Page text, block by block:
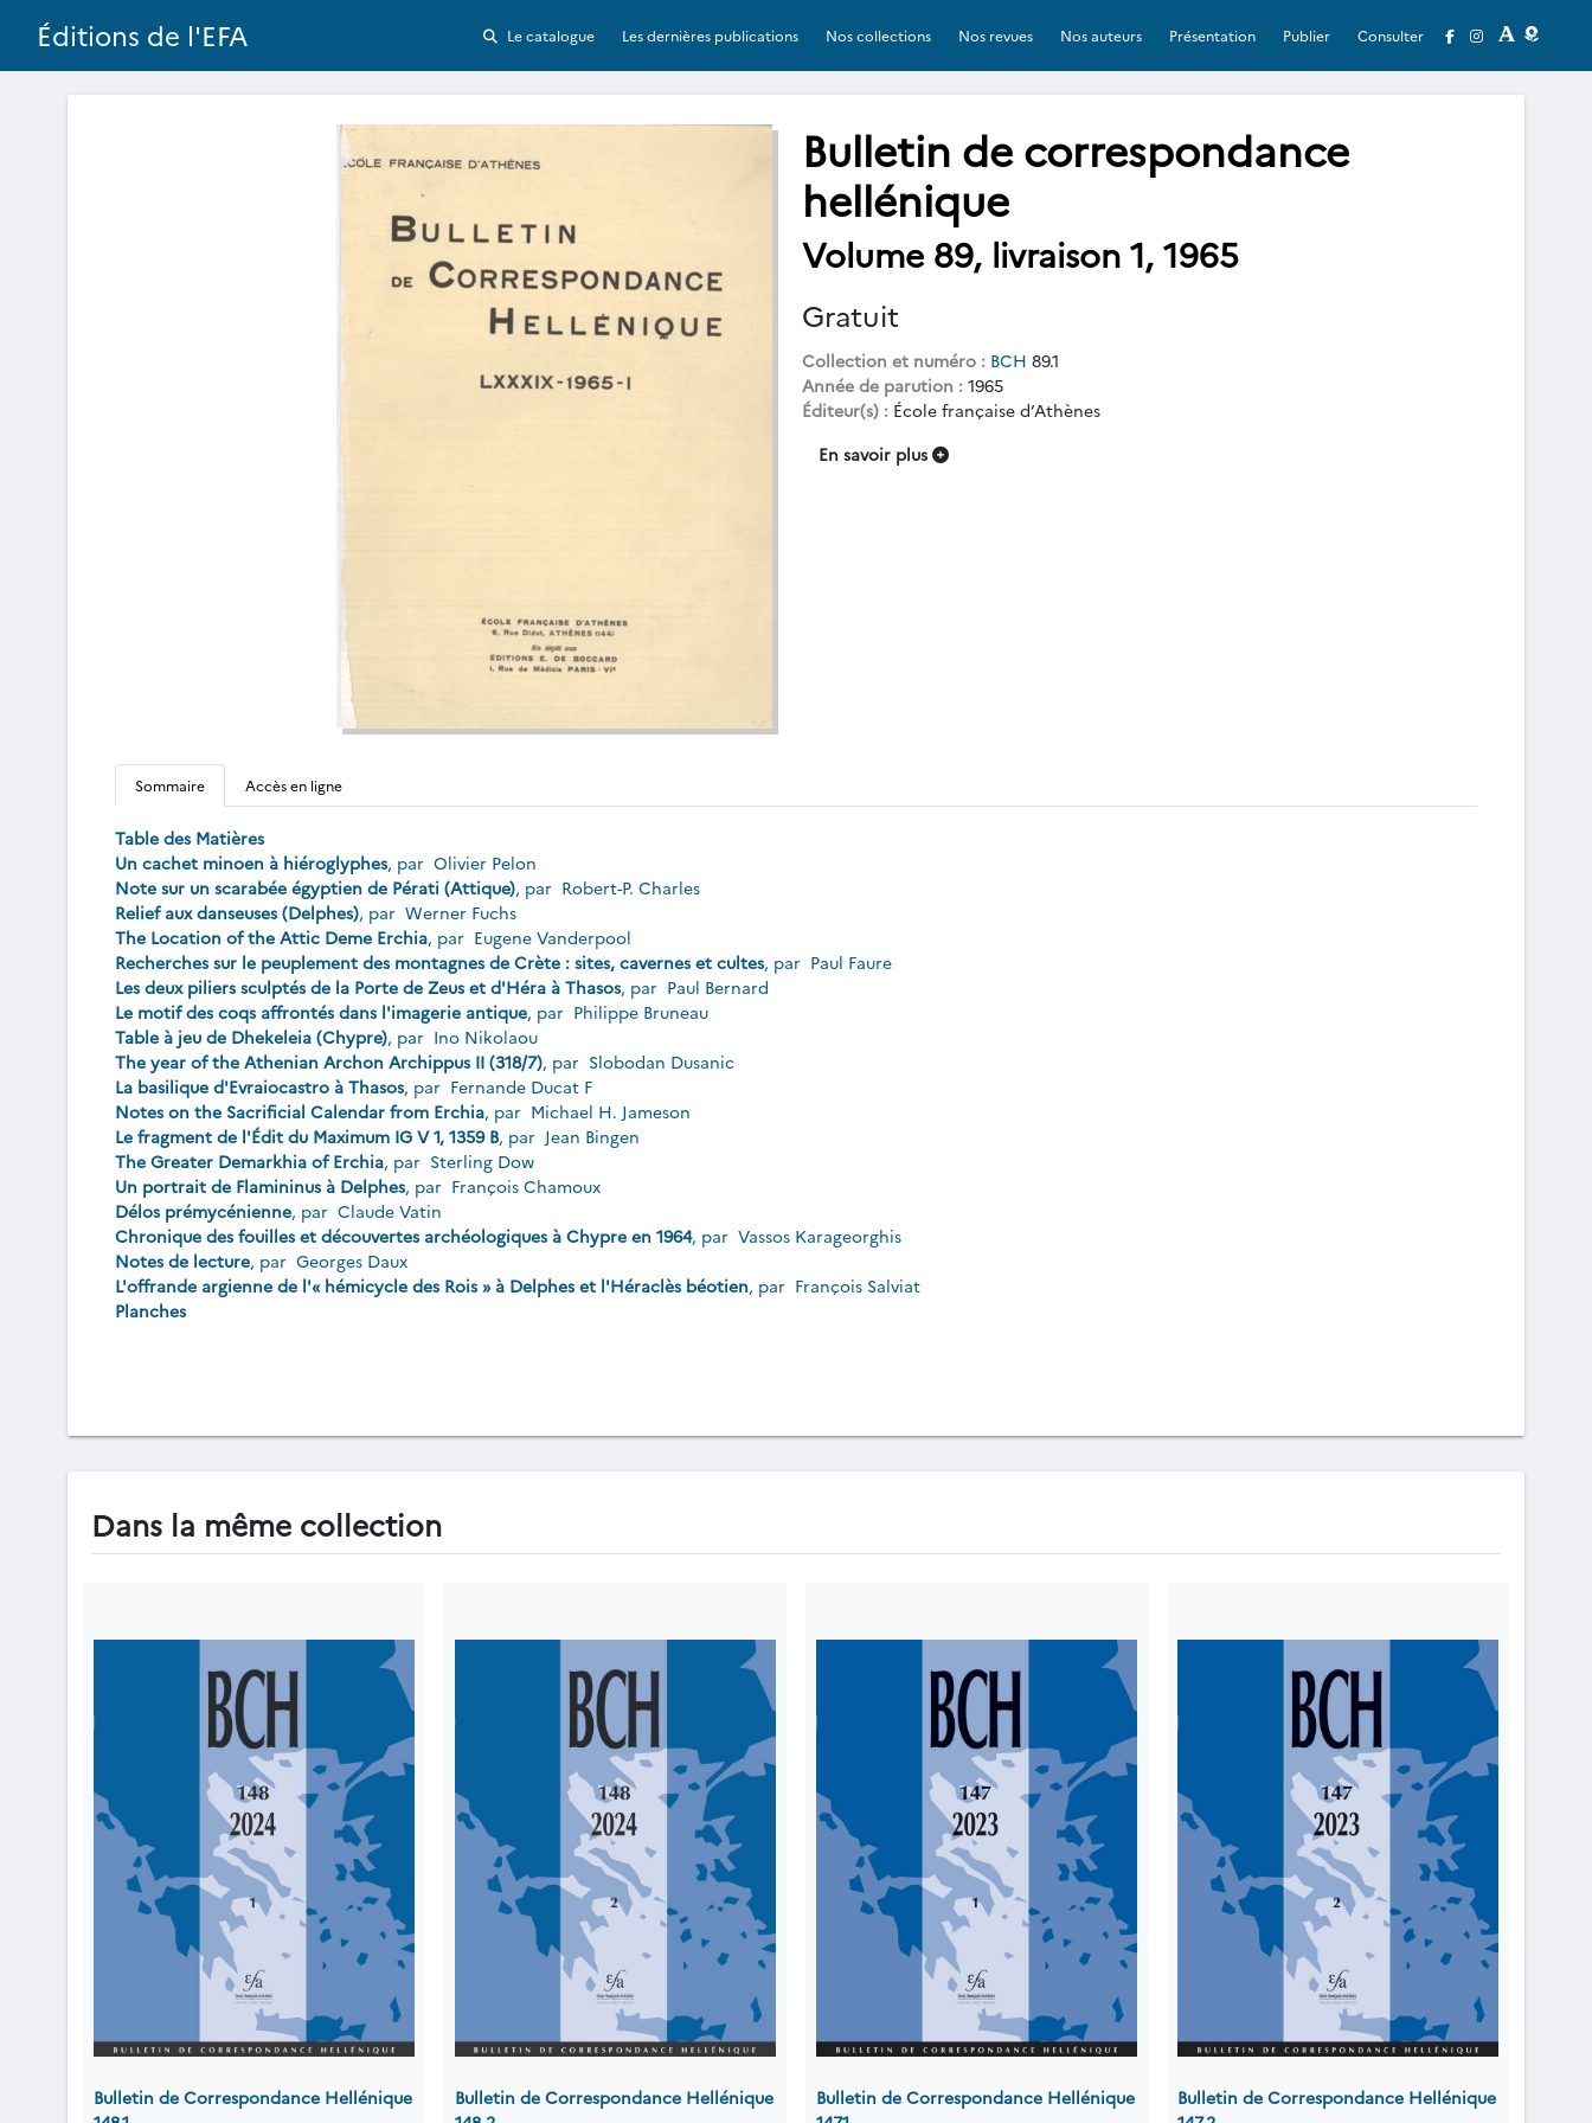
Éditions de l'EFA Le catalogue Les dernières publications Nos collections Nos revues Nos auteurs Présentation Publier Consulter
Bulletin de correspondance
hellénique
Volume 89, livraison 1, 1965
Gratuit
Collection et numéro : BCH 89.1
Année de parution : 1965
Éditeur(s) : École française d’Athènes
En savoir plus
Sommaire Accès en ligne
Table des Matières
Un cachet minoen à hiéroglyphes, par Olivier Pelon
Note sur un scarabée égyptien de Pérati (Attique), par Robert-P. Charles
Relief aux danseuses (Delphes), par Werner Fuchs
The Location of the Attic Deme Erchia, par Eugene Vanderpool
Recherches sur le peuplement des montagnes de Crète : sites, cavernes et cultes, par Paul Faure
Les deux piliers sculptés de la Porte de Zeus et d'Héra à Thasos, par Paul Bernard
Le motif des coqs affrontés dans l'imagerie antique, par Philippe Bruneau
Table à jeu de Dhekeleia (Chypre), par Ino Nikolaou
The year of the Athenian Archon Archippus II (318/7), par Slobodan Dusanic
La basilique d'Evraiocastro à Thasos, par Fernande Ducat F
Notes on the Sacrificial Calendar from Erchia, par Michael H. Jameson
Le fragment de l'Édit du Maximum IG V 1, 1359 B, par Jean Bingen
The Greater Demarkhia of Erchia, par Sterling Dow
Un portrait de Flamininus à Delphes, par François Chamoux
Délos prémycénienne, par Claude Vatin
Chronique des fouilles et découvertes archéologiques à Chypre en 1964, par Vassos Karageorghis
Notes de lecture, par Georges Daux
L'offrande argienne de l'« hémicycle des Rois » à Delphes et l'Héraclès béotien, par François Salviat
Planches
Dans la même collection
Bulletin de Correspondance Hellénique
Bulletin de Correspondance Hellénique
Bulletin de Correspondance Hellénique
Bulletin de Correspondance Hellénique